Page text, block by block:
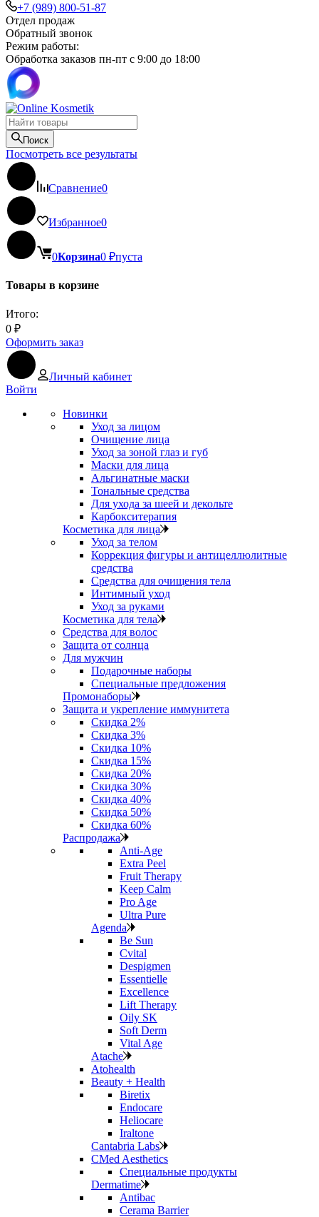
+7 (989) 800-51-87
Отдел продаж
Обратный звонок
Режим работы:
Обработка заказов пн-пт с 9:00 до 18:00
Поиск
Посмотреть все результаты
Сравнение0
Избранное0
0Корзина0 ₽пуста
Товары в корзине
Итого:
0 ₽
Оформить заказ
Личный кабинет
Войти
Новинки
Уход за лицом
Очищение лица
Уход за зоной глаз и губ
Маски для лица
Альгинатные маски
Тональные средства
Для ухода за шеей и декольте
Карбокситерапия
Косметика для лица
Уход за телом
Коррекция фигуры и антицеллюлитные
средства
Средства для очищения тела
Интимный уход
Уход за руками
Косметика для тела
Средства для волос
Защита от солнца
Для мужчин
Подарочные наборы
Специальные предложения
Промонаборы
Защита и укрепление иммунитета
Скидка 2%
Скидка 3%
Скидка 10%
Скидка 15%
Скидка 20%
Скидка 30%
Скидка 40%
Скидка 50%
Скидка 60%
Распродажа
Anti‑Age
Extra Peel
Fruit Therapy
Keep Calm
Pro Age
Ultra Pure
Agenda
Be Sun
Cvital
Despigmen
Essentielle
Excellence
Lift Therapy
Oily SK
Soft Derm
Vital Age
Atache
Atohealth
Beauty + Health
Biretix
Endocare
Heliocare
Iraltone
Cantabria Labs
CMed Aesthetics
Специальные продукты
Dermatime
Antibac
Cerama Barrier